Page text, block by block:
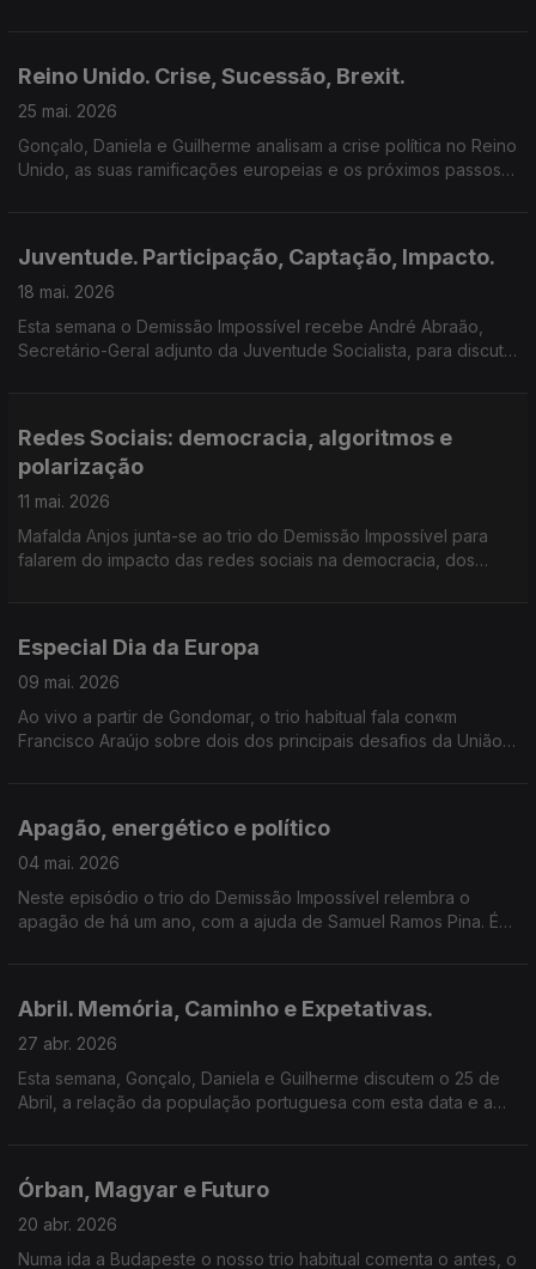
Reino Unido. Crise, Sucessão, Brexit.
25 mai. 2026
Gonçalo, Daniela e Guilherme analisam a crise política no Reino
Unido, as suas ramificações europeias e os próximos passos
Juventude. Participação, Captação, Impacto.
18 mai. 2026
Esta semana o Demissão Impossível recebe André Abraão,
Secretário-Geral adjunto da Juventude Socialista, para discutir
Redes Sociais: democracia, algoritmos e
polarização
11 mai. 2026
Mafalda Anjos junta-se ao trio do Demissão Impossível para
falarem do impacto das redes sociais na democracia, dos
Especial Dia da Europa
09 mai. 2026
Ao vivo a partir de Gondomar, o trio habitual fala con«m
Francisco Araújo sobre dois dos principais desafios da União
Apagão, energético e político
04 mai. 2026
Neste episódio o trio do Demissão Impossível relembra o
apagão de há um ano, com a ajuda de Samuel Ramos Pina. É
Abril. Memória, Caminho e Expetativas.
27 abr. 2026
Esta semana, Gonçalo, Daniela e Guilherme discutem o 25 de
Abril, a relação da população portuguesa com esta data e a
Órban, Magyar e Futuro
20 abr. 2026
Numa ida a Budapeste o nosso trio habitual comenta o antes, o